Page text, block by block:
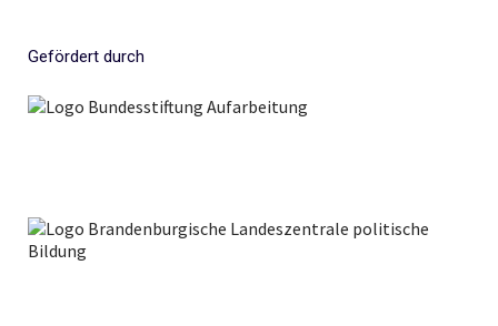
Gefördert durch